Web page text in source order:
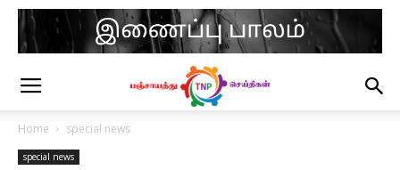
Home special news
special news